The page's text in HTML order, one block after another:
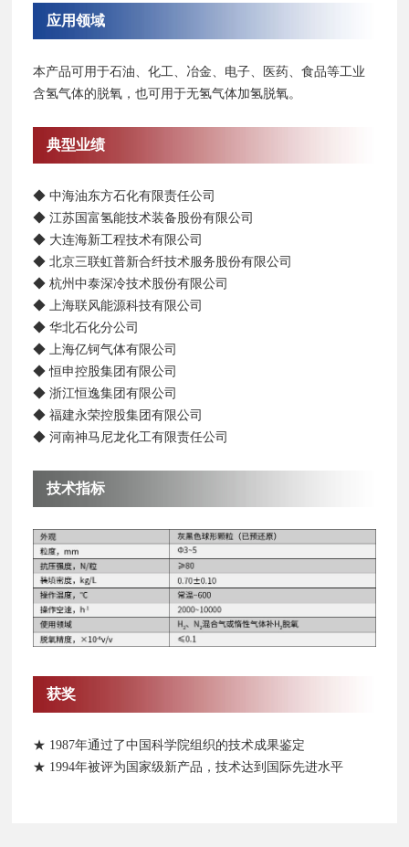
应用领域
本产品可用于石油、化工、冶金、电子、医药、食品等工业
含氢气体的脱氧，也可用于无氢气体加氢脱氧。
典型业绩
◆ 中海油东方石化有限责任公司
◆ 江苏国富氢能技术装备股份有限公司
◆ 大连海新工程技术有限公司
◆ 北京三联虹普新合纤技术服务股份有限公司
◆ 杭州中泰深冷技术股份有限公司
◆ 上海联风能源科技有限公司
◆ 华北石化分公司
◆ 上海亿钶气体有限公司
◆ 恒申控股集团有限公司
◆ 浙江恒逸集团有限公司
◆ 福建永荣控股集团有限公司
◆ 河南神马尼龙化工有限责任公司
技术指标
获奖
★ 1987年通过了中国科学院组织的技术成果鉴定
★ 1994年被评为国家级新产品，技术达到国际先进水平